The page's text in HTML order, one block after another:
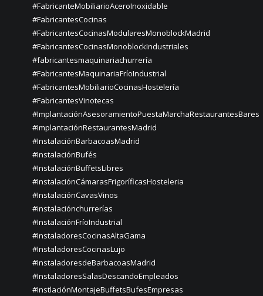
#FabricanteMobiliarioAceroInoxidable
#FabricantesCocinas
#FabricantesCocinasModularesMonoblockMadrid
#FabricantesCocinasMonoblockIndustriales
#fabricantesmaquinariachurrería
#FabricantesMaquinariaFríoIndustrial
#FabricantesMobiliarioCocinasHostelería
#FabricantesVinotecas
#ImplantaciónAsesoramientoPuestaMarchaRestaurantesBares
#ImplantaciónRestaurantesMadrid
#InstalaciónBarbacoasMadrid
#InstalaciónBufés
#InstalaciónBuffetsLibres
#InstalaciónCámarasFrigoríficasHosteleria
#InstalaciónCavasVinos
#instalaciónchurrerías
#InstalaciónFríoIndustrial
#InstaladoresCocinasAltaGama
#InstaladoresCocinasLujo
#InstaladoresdeBarbacoasMadrid
#InstaladoresSalasDescandoEmpleados
#InstlaciónMontajeBuffetsBufesEmpresas